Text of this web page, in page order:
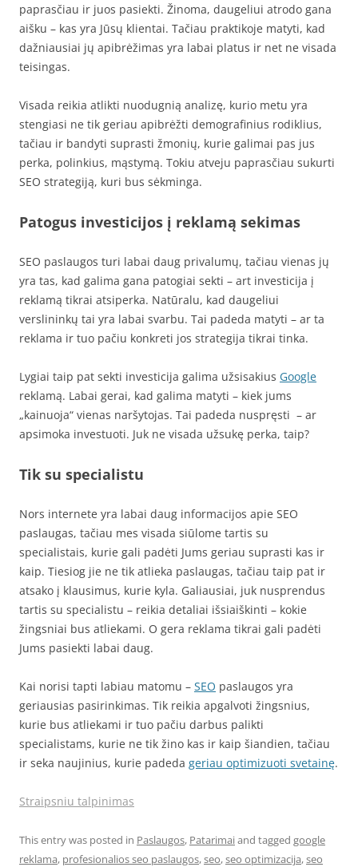
paprasčiau ir juos pasiekti. Žinoma, daugeliui atrodo gana
aišku – kas yra Jūsų klientai. Tačiau praktikoje matyti, kad
dažniausiai jų apibrėžimas yra labai platus ir net ne visada
teisingas.
Visada reikia atlikti nuodugnią analizę, kurio metu yra
stengiasi ne tik geriau apibrėžti demografinius rodiklius,
tačiau ir bandyti suprasti žmonių, kurie galimai pas jus
perka, polinkius, mąstymą. Tokiu atveju paprasčiau sukurti
SEO strategiją, kuri bus sėkminga.
Patogus investicijos į reklamą sekimas
SEO paslaugos turi labai daug privalumų, tačiau vienas jų
yra tas, kad galima gana patogiai sekti – art investicija į
reklamą tikrai atsiperka. Natūralu, kad daugeliui
verslininkų tai yra labai svarbu. Tai padeda matyti – ar ta
reklama ir tuo pačiu konkreti jos strategija tikrai tinka.
Lygiai taip pat sekti investicija galima užsisakius Google
reklamą. Labai gerai, kad galima matyti – kiek jums
„kainuoja“ vienas naršytojas. Tai padeda nuspręsti – ar
apsimoka investuoti. Juk ne visada užsukę perka, taip?
Tik su specialistu
Nors internete yra labai daug informacijos apie SEO
paslaugas, tačiau mes visada siūlome tartis su
specialistais, kurie gali padėti Jums geriau suprasti kas ir
kaip. Tiesiog jie ne tik atlieka paslaugas, tačiau taip pat ir
atsako į klausimus, kurie kyla. Galiausiai, juk nusprendus
tartis su specialistu – reikia detaliai išsiaiškinti – kokie
žingsniai bus atliekami. O gera reklama tikrai gali padėti
Jums pasiekti labai daug.
Kai norisi tapti labiau matomu – SEO paslaugos yra
geriausias pasirinkimas. Tik reikia apgalvoti žingsnius,
kurie bus atliekami ir tuo pačiu darbus palikti
specialistams, kurie ne tik žino kas ir kaip šiandien, tačiau
ir seka naujinius, kurie padeda geriau optimizuoti svetainę.
Straipsniu talpinimas
This entry was posted in Paslaugos, Patarimaiand tagged google
reklama, profesionalios seo paslaugos,seo,seo optimizacija,seo